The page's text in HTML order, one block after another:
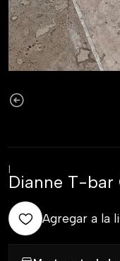
|
Dianne T-bar
Agregar a la